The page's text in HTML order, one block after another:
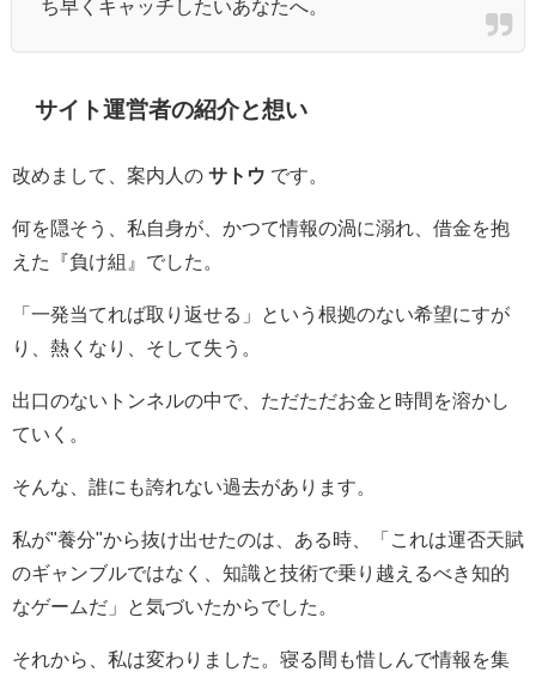
ち早くキャッチしたいあなたへ。
サイト運営者の紹介と想い
改めまして、案内人の サトウ です。
何を隠そう、私自身が、かつて情報の渦に溺れ、借金を抱
えた『負け組』でした。
「一発当てれば取り返せる」という根拠のない希望にすが
り、熱くなり、そして失う。
出口のないトンネルの中で、ただただお金と時間を溶かし
ていく。
そんな、誰にも誇れない過去があります。
私が"養分"から抜け出せたのは、ある時、「これは運否天賦
のギャンブルではなく、知識と技術で乗り越えるべき知的
なゲームだ」と気づいたからでした。
それから、私は変わりました。寝る間も惜しんで情報を集